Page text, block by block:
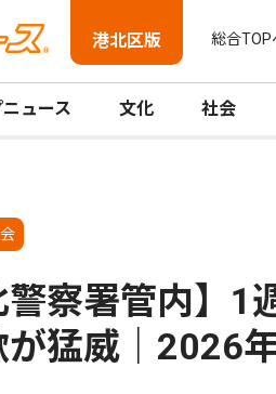
港北区版 総合TOP
ニュース 文化 社会
警察署管内】
が猛威｜2026